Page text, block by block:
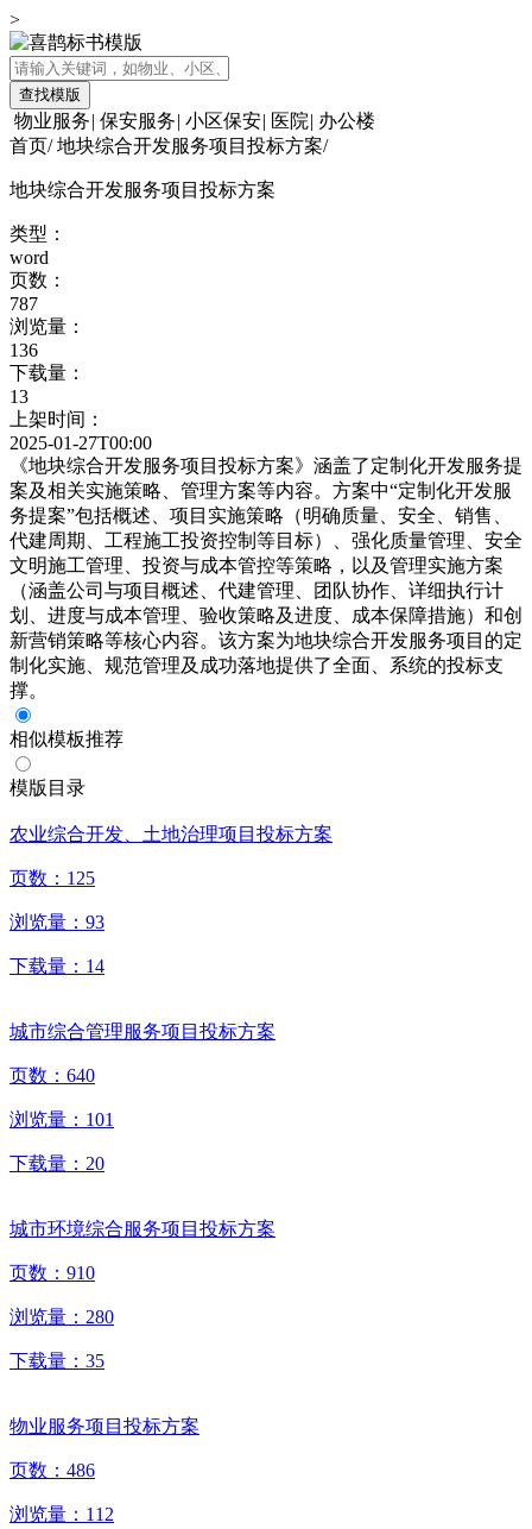
>
查找模版
物业服务| 保安服务| 小区保安| 医院| 办公楼
首页/ 地块综合开发服务项目投标方案/
地块综合开发服务项目投标方案
类型：
word
页数：
787
浏览量：
136
下载量：
13
上架时间：
2025-01-27T00:00
《地块综合开发服务项目投标方案》涵盖了定制化开发服务提
案及相关实施策略、管理方案等内容。方案中“定制化开发服
务提案”包括概述、项目实施策略（明确质量、安全、销售、
代建周期、工程施工投资控制等目标）、强化质量管理、安全
文明施工管理、投资与成本管控等策略，以及管理实施方案
（涵盖公司与项目概述、代建管理、团队协作、详细执行计
划、进度与成本管理、验收策略及进度、成本保障措施）和创
新营销策略等核心内容。该方案为地块综合开发服务项目的定
制化实施、规范管理及成功落地提供了全面、系统的投标支
撑。
相似模板推荐
模版目录
农业综合开发、土地治理项目投标方案
页数： 125
浏览量： 93
下载量： 14
城市综合管理服务项目投标方案
页数： 640
浏览量： 101
下载量： 20
城市环境综合服务项目投标方案
页数： 910
浏览量： 280
下载量： 35
物业服务项目投标方案
页数： 486
浏览量： 112